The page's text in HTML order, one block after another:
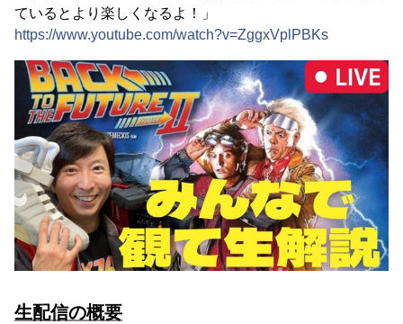
ているとより楽しくなるよ！」
https://www.youtube.com/watch?v=ZggxVplPBKs
生配信の概要